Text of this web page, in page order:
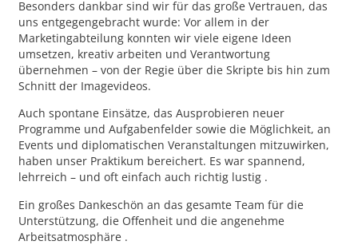
Besonders dankbar sind wir für das große Vertrauen, das
uns entgegengebracht wurde: Vor allem in der
Marketingabteilung konnten wir viele eigene Ideen
umsetzen, kreativ arbeiten und Verantwortung
übernehmen – von der Regie über die Skripte bis hin zum
Schnitt der Imagevideos.
Auch spontane Einsätze, das Ausprobieren neuer
Programme und Aufgabenfelder sowie die Möglichkeit, an
Events und diplomatischen Veranstaltungen mitzuwirken,
haben unser Praktikum bereichert. Es war spannend,
lehrreich – und oft einfach auch richtig lustig .
Ein großes Dankeschön an das gesamte Team für die
Unterstützung, die Offenheit und die angenehme
Arbeitsatmosphäre .